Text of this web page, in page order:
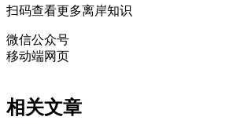
扫码查看更多离岸知识
微信公众号
移动端网页
相关文章